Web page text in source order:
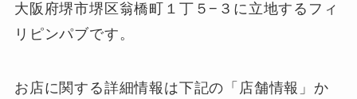
大阪府堺市堺区翁橋町１丁５−３に立地するフィ
リピンパブです。
お店に関する詳細情報は下記の「店舗情報」か